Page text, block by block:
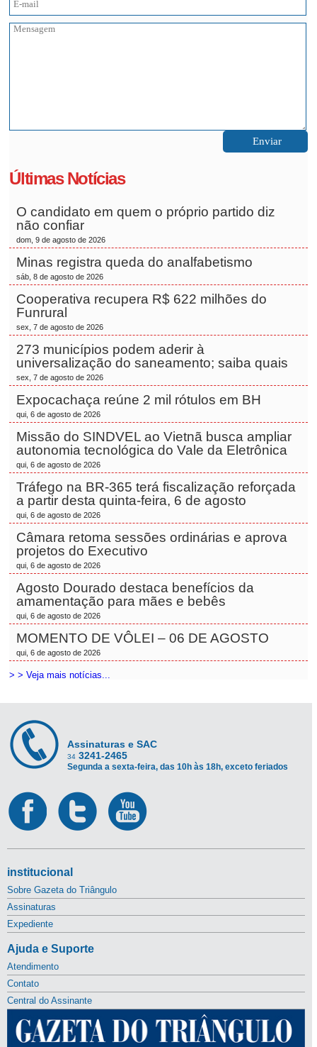
Últimas Notícias
O candidato em quem o próprio partido diz
não confiar
dom, 9 de agosto de 2026
Minas registra queda do analfabetismo
sáb, 8 de agosto de 2026
Cooperativa recupera R$ 622 milhões do
Funrural
sex, 7 de agosto de 2026
273 municípios podem aderir à
universalização do saneamento; saiba quais
sex, 7 de agosto de 2026
Expocachaça reúne 2 mil rótulos em BH
qui, 6 de agosto de 2026
Missão do SINDVEL ao Vietnã busca ampliar
autonomia tecnológica do Vale da Eletrônica
qui, 6 de agosto de 2026
Tráfego na BR-365 terá fiscalização reforçada
a partir desta quinta-feira, 6 de agosto
qui, 6 de agosto de 2026
Câmara retoma sessões ordinárias e aprova
projetos do Executivo
qui, 6 de agosto de 2026
Agosto Dourado destaca benefícios da
amamentação para mães e bebês
qui, 6 de agosto de 2026
MOMENTO DE VÔLEI – 06 DE AGOSTO
qui, 6 de agosto de 2026
> > Veja mais notícias...
Assinaturas e SAC
34 3241-2465
Segunda a sexta-feira, das 10h às 18h, exceto feriados
institucional
Sobre Gazeta do Triângulo
Assinaturas
Expediente
Ajuda e Suporte
Atendimento
Contato
Central do Assinante